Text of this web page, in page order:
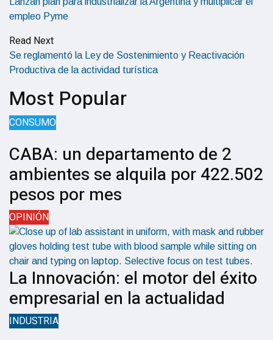
empleo Pyme
Read Next
Se reglamentó la Ley de Sostenimiento y Reactivación
Productiva de la actividad turística
Most Popular
CONSUMO
CABA: un departamento de 2
ambientes se alquila por 422.502
pesos por mes
OPINIÓN
La Innovación: el motor del éxito
empresarial en la actualidad
INDUSTRIA